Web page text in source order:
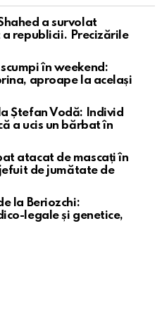
a survolat
a republicii. Precizările
în weekend:
aproape la același
Ștefan Vodă: Individ
a ucis un bărbat în
atacat de mascați în
de jumătate de
la Beriozchi:
legale și genetice,